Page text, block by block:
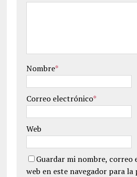
Nombre*
Correo electrónico*
Web
Guardar mi nombre, correo
web en este navegador para la